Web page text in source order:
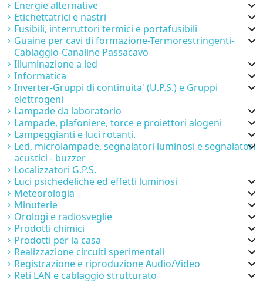
Energie alternative
Etichettatrici e nastri
Fusibili, interruttori termici e portafusibili
Guaine per cavi di formazione-Termorestringenti-
Cablaggio-Canaline Passacavo
Illuminazione a led
Informatica
Inverter-Gruppi di continuita' (U.P.S.) e Gruppi
elettrogeni
Lampade da laboratorio
Lampade, plafoniere, torce e proiettori alogeni
Lampeggianti e luci rotanti.
Led, microlampade, segnalatori luminosi e segnalatori
acustici - buzzer
Localizzatori G.P.S.
Luci psichedeliche ed effetti luminosi
Meteorologia
Minuterie
Orologi e radiosveglie
Prodotti chimici
Prodotti per la casa
Realizzazione circuiti sperimentali
Registrazione e riproduzione Audio/Video
Reti LAN e cablaggio strutturato